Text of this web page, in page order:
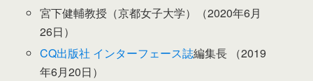
宮下健輔教授（京都女子大学）（2020年6月
26日）
CQ出版社 インターフェース誌編集長 （2019
年6月20日）